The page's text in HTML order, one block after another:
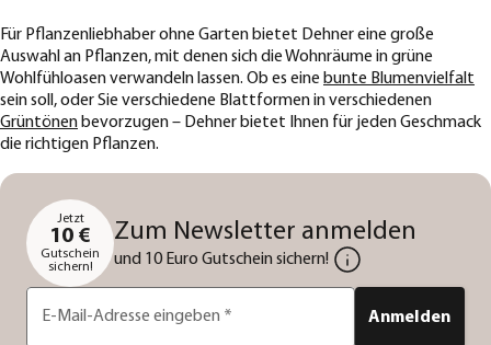
Für Pflanzenliebhaber ohne Garten bietet Dehner eine große
Auswahl an Pflanzen, mit denen sich die Wohnräume in grüne
Wohlfühloasen verwandeln lassen. Ob es eine bunte Blumenvielfalt
sein soll, oder Sie verschiedene Blattformen in verschiedenen
Grüntönen bevorzugen – Dehner bietet Ihnen für jeden Geschmack
die richtigen Pflanzen.
Jetzt
10 €
Gutschein
sichern!
Zum Newsletter anmelden
und 10 Euro Gutschein sichern!
E-Mail-Adresse eingeben * Anmelden